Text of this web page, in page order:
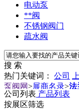
电动泵
**阀
不锈钢阀门
疏水阀
搜 索
热门关键词： 公司
泵阀网>展商名录>法
公司列表 产品列表
按展区筛选